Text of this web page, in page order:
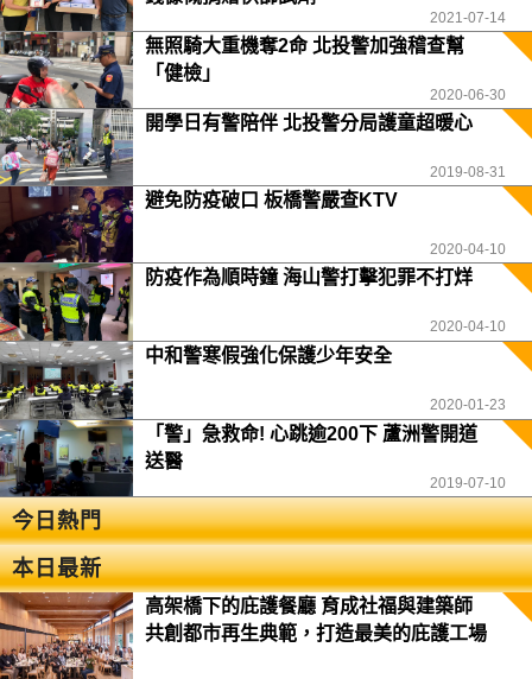
2021-07-14
無照騎大重機奪2命 北投警加強稽查幫
「健檢」
2020-06-30
開學日有警陪伴 北投警分局護童超暖心
2019-08-31
避免防疫破口 板橋警嚴查KTV
2020-04-10
防疫作為順時鐘 海山警打擊犯罪不打烊
2020-04-10
中和警寒假強化保護少年安全
2020-01-23
「警」急救命! 心跳逾200下 蘆洲警開道
送醫
2019-07-10
今日熱門
本日最新
高架橋下的庇護餐廳 育成社福與建築師
共創都市再生典範，打造最美的庇護工場